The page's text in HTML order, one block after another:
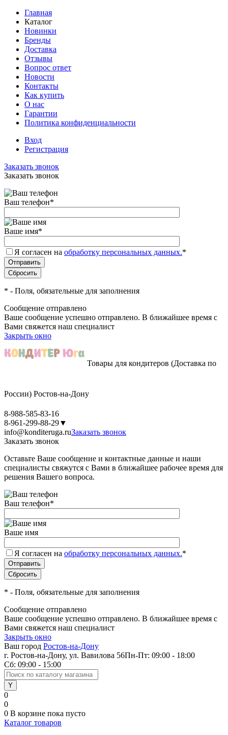
Главная
Каталог
Новинки
Бренды
Доставка
Отзывы
Вопрос ответ
Новости
Контакты
Как купить
О нас
Гарантии
Политика конфиденциальности
Вход
Регистрация
Заказать звонок
Заказать звонок
Ваш телефон*
Ваше имя*
Я согласен на обработку персональных данных.*
* - Поля, обязательные для заполнения
Сообщение отправлено
Ваше сообщение успешно отправлено. В ближайшее время с
Вами свяжется наш специалист
Закрыть окно
Товары для кондитеров (Доставка по
России) Ростов-на-Дону
8-988-585-83-16
8-961-299-88-29▼
info@konditeruga.ruЗаказать звонок
Заказать звонок
Оставьте Ваше сообщение и контактные данные и наши
специалисты свяжутся с Вами в ближайшее рабочее время для
решения Вашего вопроса.
Ваш телефон*
Ваше имя
Я согласен на обработку персональных данных.*
* - Поля, обязательные для заполнения
Сообщение отправлено
Ваше сообщение успешно отправлено. В ближайшее время с
Вами свяжется наш специалист
Закрыть окно
Ваш город Ростов-на-Дону
г. Ростов-на-Дону, ул. Вавилова 56Пн-Пт: 09:00 - 18:00
Сб: 09:00 - 15:00
0
0
0 В корзине пока пусто
Каталог товаров